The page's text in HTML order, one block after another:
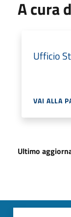
A cura
Ufficio
VAI ALLA
Ultimo